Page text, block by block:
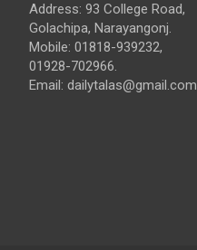
Address: 93 College Road,
Golachipa, Narayangonj.
Mobile: 01818-939232,
01928-702966.
Email: dailytalas@gmail.com